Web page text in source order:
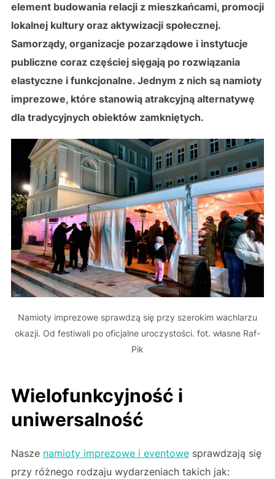
element budowania relacji z mieszkańcami, promocji
lokalnej kultury oraz aktywizacji społecznej.
Samorządy, organizacje pozarządowe i instytucje
publiczne coraz częściej sięgają po rozwiązania
elastyczne i funkcjonalne. Jednym z nich są namioty
imprezowe, które stanowią atrakcyjną alternatywę
dla tradycyjnych obiektów zamkniętych.
Namioty imprezowe sprawdzą się przy szerokim wachlarzu
okazji. Od festiwali po oficjalne uroczystości. fot. własne Raf-
Pik
Wielofunkcyjność i
uniwersalność
Nasze namioty imprezowe i eventowesprawdzają się
przy różnego rodzaju wydarzeniach takich jak: